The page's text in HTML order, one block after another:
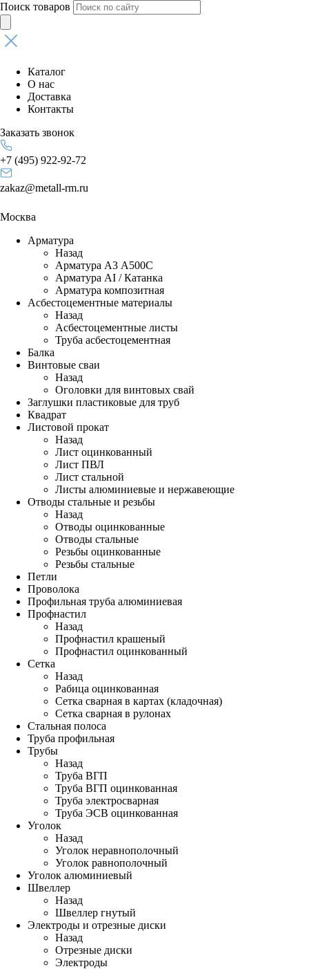
Поиск товаров
Каталог
О нас
Доставка
Контакты
Заказать звонок
+7 (495) 922-92-72
zakaz@metall-rm.ru
Москва
Арматура
Назад
Арматура А3 А500С
Арматура АI / Катанка
Арматура композитная
Асбестоцементные материалы
Назад
Асбестоцементные листы
Труба асбестоцементная
Балка
Винтовые сваи
Назад
Оголовки для винтовых свай
Заглушки пластиковые для труб
Квадрат
Листовой прокат
Назад
Лист оцинкованный
Лист ПВЛ
Лист стальной
Листы алюминиевые и нержавеющие
Отводы стальные и резьбы
Назад
Отводы оцинкованные
Отводы стальные
Резьбы оцинкованные
Резьбы стальные
Петли
Проволока
Профильная труба алюминиевая
Профнастил
Назад
Профнастил крашеный
Профнастил оцинкованный
Сетка
Назад
Рабица оцинкованная
Сетка сварная в картах (кладочная)
Сетка сварная в рулонах
Стальная полоса
Труба профильная
Трубы
Назад
Труба ВГП
Труба ВГП оцинкованная
Труба электросварная
Труба ЭСВ оцинкованная
Уголок
Назад
Уголок неравнополочный
Уголок равнополочный
Уголок алюминиевый
Швеллер
Назад
Швеллер гнутый
Электроды и отрезные диски
Назад
Отрезные диски
Электроды